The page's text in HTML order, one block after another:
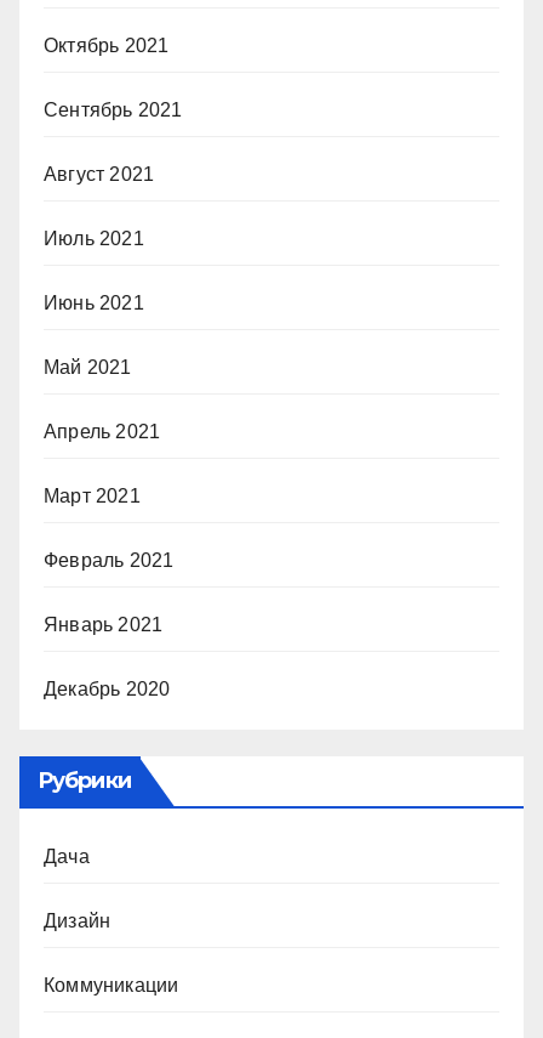
Октябрь 2021
Сентябрь 2021
Август 2021
Июль 2021
Июнь 2021
Май 2021
Апрель 2021
Март 2021
Февраль 2021
Январь 2021
Декабрь 2020
Рубрики
Дача
Дизайн
Коммуникации